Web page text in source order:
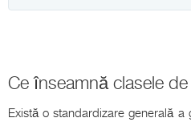
Ce înseamnă clasele
Există o standardizare generală